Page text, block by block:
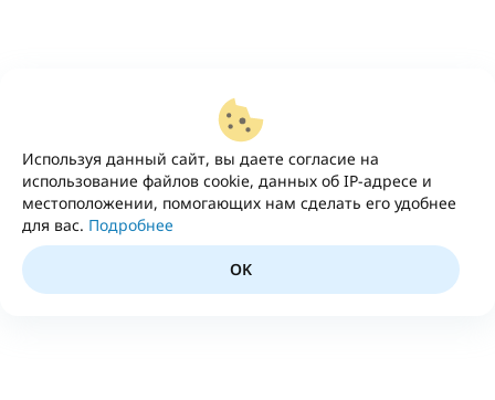
Используя данный сайт, вы даете согласие на
использование файлов cookie, данных об IP-адресе и
местоположении, помогающих нам сделать его удобнее
для вас. Подробнее
OK